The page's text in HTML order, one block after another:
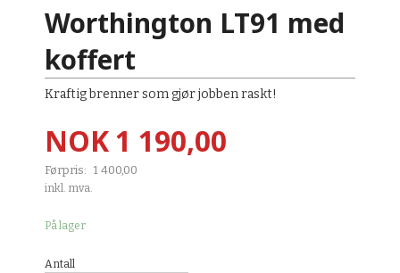
Worthington LT91 med
koffert
Kraftig brenner som gjør jobben raskt!
Tilbud
NOK1 190,00
Førpris: 1 400,00
Rabatt
inkl. mva.
På lager
Antall